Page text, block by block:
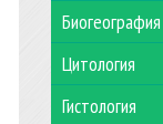
Биогеография
Цитология
Гистология